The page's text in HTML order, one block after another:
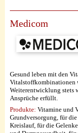
Medicom
Gesund leben mit den
Vitalstoffkombinationen
Weiterentwicklung stets
Ansprüche erfüllt.
Produkte: Vitamine und
Grundversorgung, für
Kreislauf, für die